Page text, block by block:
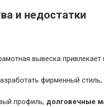
и недостатки
вывеска
фирменный стиль,
профиль, долговечные